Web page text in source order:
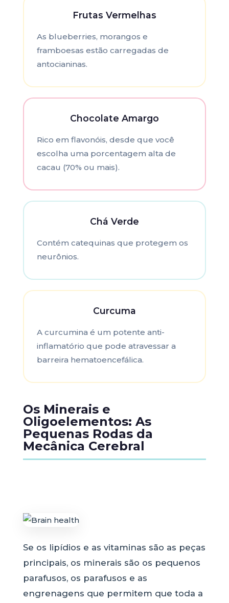
Frutas Vermelhas
As blueberries, morangos e
framboesas estão carregadas de
antocianinas.
Chocolate Amargo
Rico em flavonóis, desde que você
escolha uma porcentagem alta de
cacau (70% ou mais).
Chá Verde
Contém catequinas que protegem os
neurônios.
Curcuma
A curcumina é um potente anti-
inflamatório que pode atravessar a
barreira hematoencefálica.
Os Minerais e
Oligoelementos: As
Pequenas Rodas da
Mecânica Cerebral
Se os lipídios e as vitaminas são as peças
principais, os minerais são os pequenos
parafusos, os parafusos e as
engrenagens que permitem que toda a